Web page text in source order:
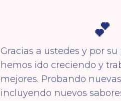
💕
Gracias a ustedes y por
hemos ido creciendo y
mejores. Probando
incluyendo nuevos